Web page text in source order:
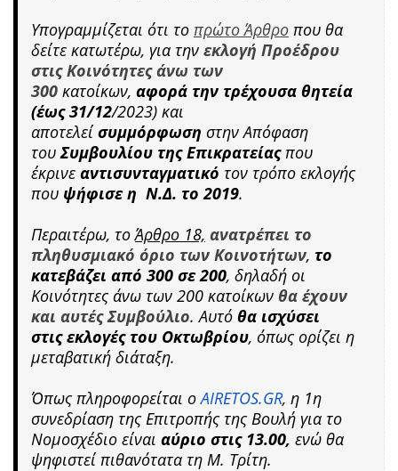
Υπογραμμίζεται ότι το πρώτο Άρθρο που θα
δείτε κατωτέρω, για την εκλογή Προέδρου
στις Κοινότητες άνω των
300 κατοίκων, αφορά την τρέχουσα θητεία
(έως 31/12/2023) και
αποτελεί συμμόρφωση στην Απόφαση
του Συμβουλίου της Επικρατείαςπου
έκρινε αντισυνταγματικό τον τρόπο εκλογής
που ψήφισε η Ν.Δ. το 2019.
Περαιτέρω, τοΆρθρο 18, ανατρέπει το
πληθυσμιακό όριο των Κοινοτήτων, το
κατεβάζει από 300 σε 200, δηλαδή οι
Κοινότητες άνω των 200 κατοίκων θα έχουν
και αυτές Συμβούλιο. Αυτό θα ισχύσει
στις εκλογές του Οκτωβρίου, όπως ορίζει η
μεταβατική διάταξη.
Όπως πληροφορείται οAIRETOS.GR, η 1η
συνεδρίαση της Επιτροπής της Βουλή για το
Νομοσχέδιο είναι αύριο στις 13.00, ενώ θα
ψηφιστεί πιθανότατα τη Μ. Τρίτη.